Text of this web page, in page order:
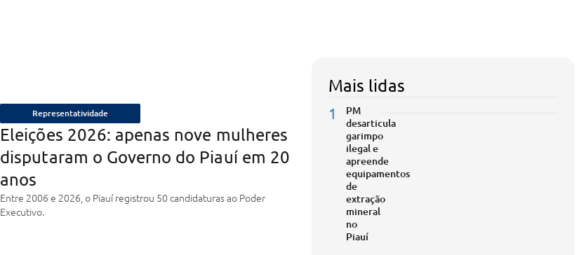
Representatividade
Eleições 2026: apenas nove mulheres
disputaram o Governo do Piauí em 20
anos
Entre 2006 e 2026, o Piauí registrou 50 candidaturas ao Poder
Executivo.
Mais lidas
1
PM
desarticula
garimpo
ilegal e
apreende
equipamentos
de
extração
mineral
no
Piauí